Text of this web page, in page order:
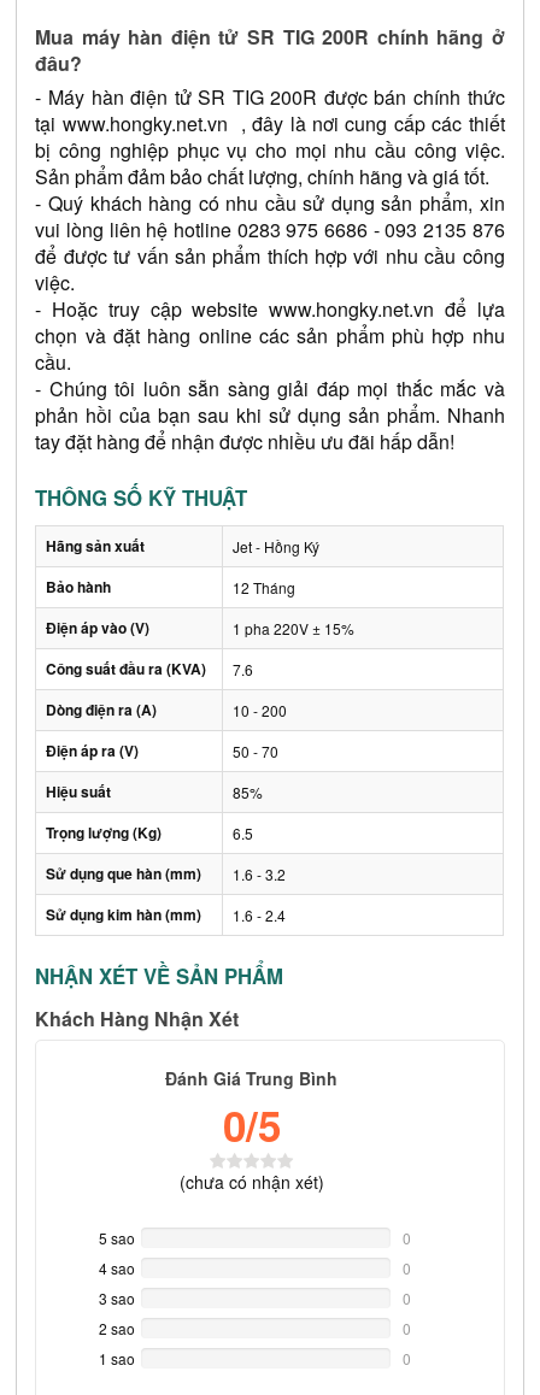
Mua máy hàn điện tử SR TIG 200R chính hãng ở
đâu?
- Máy hàn điện tử SR TIG 200R được bán chính thức
tại www.hongky.net.vn , đây là nơi cung cấp các thiết
bị công nghiệp phục vụ cho mọi nhu cầu công việc.
Sản phẩm đảm bảo chất lượng, chính hãng và giá tốt.
- Quý khách hàng có nhu cầu sử dụng sản phẩm, xin
vui lòng liên hệ hotline 0283 975 6686 - 093 2135 876
để được tư vấn sản phẩm thích hợp với nhu cầu công
việc.
- Hoặc truy cập website www.hongky.net.vn để lựa
chọn và đặt hàng online các sản phẩm phù hợp nhu
cầu.
- Chúng tôi luôn sẵn sàng giải đáp mọi thắc mắc và
phản hồi của bạn sau khi sử dụng sản phẩm. Nhanh
tay đặt hàng để nhận được nhiều ưu đãi hấp dẫn!
THÔNG SỐ KỸ THUẬT
Hãng sản xuất Jet - Hồng Ký
Bảo hành 12 Tháng
Điện áp vào (V) 1 pha 220V ± 15%
Công suất đầu ra (KVA) 7.6
Dòng điện ra (A) 10 - 200
Điện áp ra (V) 50 - 70
Hiệu suất 85%
Trọng lượng (Kg) 6.5
Sử dụng que hàn (mm) 1.6 - 3.2
Sử dụng kim hàn (mm) 1.6 - 2.4
NHẬN XÉT VỀ SẢN PHẨM
Khách Hàng Nhận Xét
Đánh Giá Trung Bình
0/5
(chưa có nhận xét)
5 sao
Complete
0
4 sao
Complete
0
3 sao
Complete
0
2 sao
Complete
0
1 sao
0